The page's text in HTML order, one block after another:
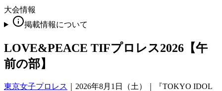
大会情報
掲載情報について
LOVE&PEACE TIFプロレス2026【午
前の部】
東京女子プロレス
2026年8月1日（土）｜『TOKYO IDOL